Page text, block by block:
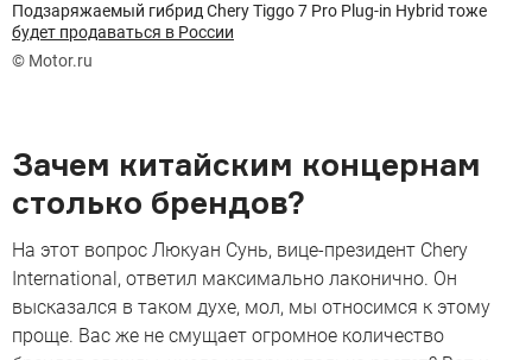
Подзаряжаемый гибрид Chery Tiggo 7 Pro Plug-in Hybrid тоже
будет продаваться в России
© Motor.ru
Зачем китайским концернам
столько брендов?
На этот вопрос Люкуан Сунь, вице-президент Chery
International, ответил максимально лаконично. Он
высказался в таком духе, мол, мы относимся к этому
проще. Вас же не смущает огромное количество